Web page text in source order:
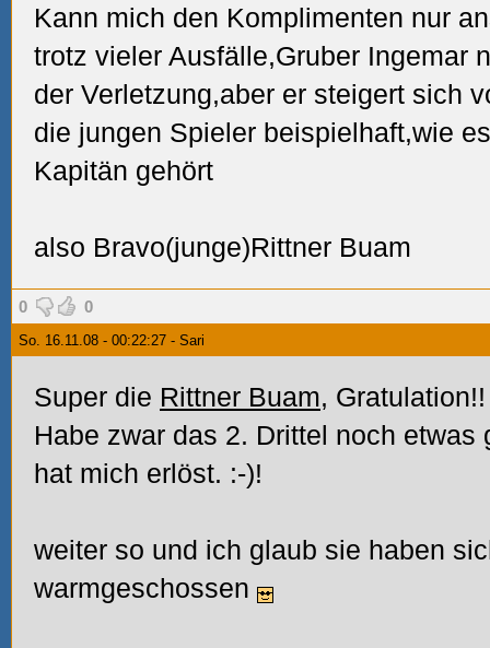
Kann mich den Komplimenten nur
trotz vieler Ausfälle,Gruber Ingemar
der Verletzung,aber er steigert sich
die jungen Spieler beispielhaft,wie
Kapitän gehört
also Bravo(junge)Rittner Buam
0 0
So. 16.11.08 - 00:22:27 - Sari
Super die Rittner Buam, Gratulation!!
Habe zwar das 2. Drittel noch etwas
hat mich erlöst. :-)!
weiter so und ich glaub sie haben
warmgeschossen